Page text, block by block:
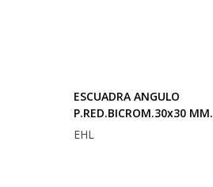
ESCUADRA ANGULO
P.RED.BICROM.30x30 MM.
EHL